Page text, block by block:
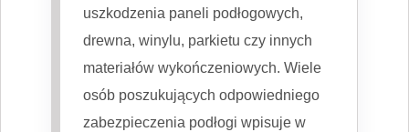
uszkodzenia paneli podłogowych,
drewna, winylu, parkietu czy innych
materiałów wykończeniowych. Wiele
osób poszukujących odpowiedniego
zabezpieczenia podłogi wpisuje w